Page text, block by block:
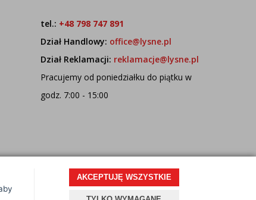
AKCEPTUJĘ WSZYSTKIE
tel.: +48 798 747 891
Dział Handlowy: office@lysne.pl
Dział Reklamacji: reklamacje@lysne.pl
Pracujemy od poniedziałku do piątku w
godz. 7:00 - 15:00